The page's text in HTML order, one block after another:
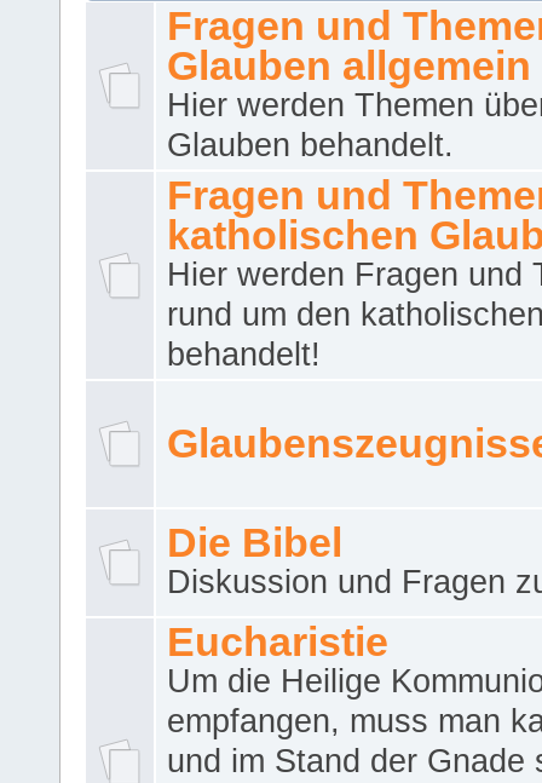
Fragen und
Glauben allgemein
Hier werden Themen
Glauben behandelt.
Fragen und
katholischen
Hier werden Fragen und
rund um den
behandelt!
Die Bibel
Diskussion und Fragen
Eucharistie
Um die Heilige
empfangen, muss man
und im Stand der Gnade